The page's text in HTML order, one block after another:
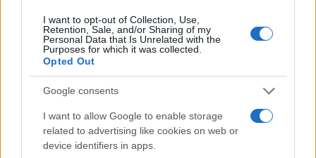
I want to opt-out of Collection, Use,
Retention, Sale, and/or Sharing of my
Personal Data that Is Unrelated with the
Purposes for which it was collected.
Opted Out
Google consents
I want to allow Google to enable storage
related to advertising like cookies on web or
device identifiers in apps.
IL PIÙ LETTO DEL MESE